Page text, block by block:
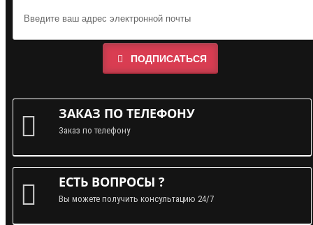
ПОДПИСАТЬСЯ
ЗАКАЗ ПО ТЕЛЕФОНУ
Заказ по телефону
ЕСТЬ ВОПРОСЫ ?
Вы можете получить консультацию 24/7